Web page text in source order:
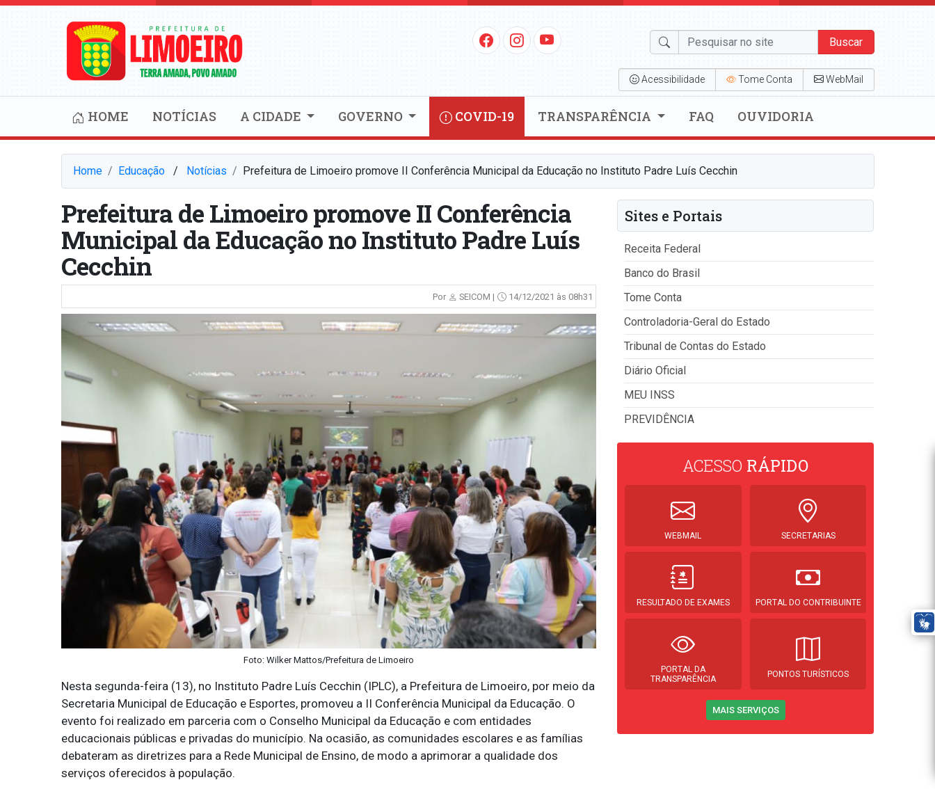
Buscar
Acessibilidade Tome Conta WebMail
HOME NOTÍCIAS A CIDADE GOVERNO COVID-19 TRANSPARÊNCIA FAQ OUVIDORIA
Home Educação⠀/⠀ Notícias Prefeitura de Limoeiro promove II Conferência Municipal da Educação no Instituto Padre Luís Cecchin
Prefeitura de Limoeiro promove II Conferência
Municipal da Educação no Instituto Padre Luís
Cecchin
Por SEICOM | 14/12/2021 às 08h31
Foto: Wilker Mattos/Prefeitura de Limoeiro
Nesta segunda-feira (13), no Instituto Padre Luís Cecchin (IPLC), a Prefeitura de Limoeiro, por meio da
Secretaria Municipal de Educação e Esportes, promoveu a II Conferência Municipal da Educação. O
evento foi realizado em parceria com o Conselho Municipal da Educação e com entidades
educacionais públicas e privadas do município. Na ocasião, as comunidades escolares e as famílias
debateram as diretrizes para a Rede Municipal de Ensino, de modo a aprimorar a qualidade dos
serviços oferecidos à população.
Sites e Portais
Receita Federal
Banco do Brasil
Tome Conta
Controladoria-Geral do Estado
Tribunal de Contas do Estado
Diário Oficial
MEU INSS
PREVIDÊNCIA
ACESSO RÁPIDO
WEBMAIL SECRETARIAS
RESULTADO DE EXAMES PORTAL DO CONTRIBUINTE
PORTAL DA
TRANSPARÊNCIA
PONTOS TURÍSTICOS
MAIS SERVIÇOS